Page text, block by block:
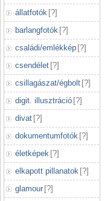
állatfotók [?]
barlangfotók [?]
családi/emlékkép [?]
csendélet [?]
csillagászat/égbolt [?]
digit. illusztráció [?]
divat [?]
dokumentumfotók [?]
életképek [?]
elkapott pillanatok [?]
glamour [?]